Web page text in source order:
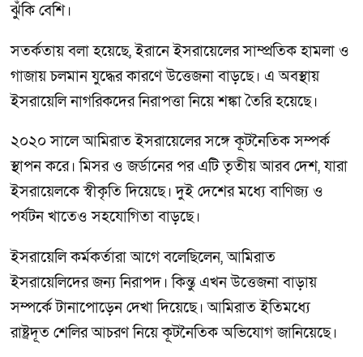
ঝুঁকি বেশি।
সতর্কতায় বলা হয়েছে, ইরানে ইসরায়েলের সাম্প্রতিক হামলা ও
গাজায় চলমান যুদ্ধের কারণে উত্তেজনা বাড়ছে। এ অবস্থায়
ইসরায়েলি নাগরিকদের নিরাপত্তা নিয়ে শঙ্কা তৈরি হয়েছে।
২০২০ সালে আমিরাত ইসরায়েলের সঙ্গে কূটনৈতিক সম্পর্ক
স্থাপন করে। মিসর ও জর্ডানের পর এটি তৃতীয় আরব দেশ, যারা
ইসরায়েলকে স্বীকৃতি দিয়েছে। দুই দেশের মধ্যে বাণিজ্য ও
পর্যটন খাতেও সহযোগিতা বাড়ছে।
ইসরায়েলি কর্মকর্তারা আগে বলেছিলেন, আমিরাত
ইসরায়েলিদের জন্য নিরাপদ। কিন্তু এখন উত্তেজনা বাড়ায়
সম্পর্কে টানাপোড়েন দেখা দিয়েছে। আমিরাত ইতিমধ্যে
রাষ্ট্রদূত শেলির আচরণ নিয়ে কূটনৈতিক অভিযোগ জানিয়েছে।